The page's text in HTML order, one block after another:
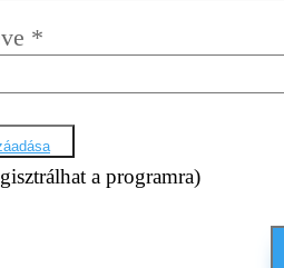
*
a programra)